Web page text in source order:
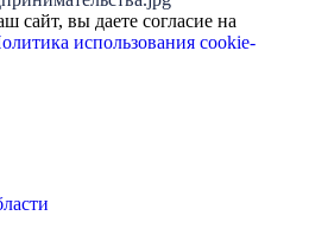
сайт, вы даете согласие на
использования cookie-